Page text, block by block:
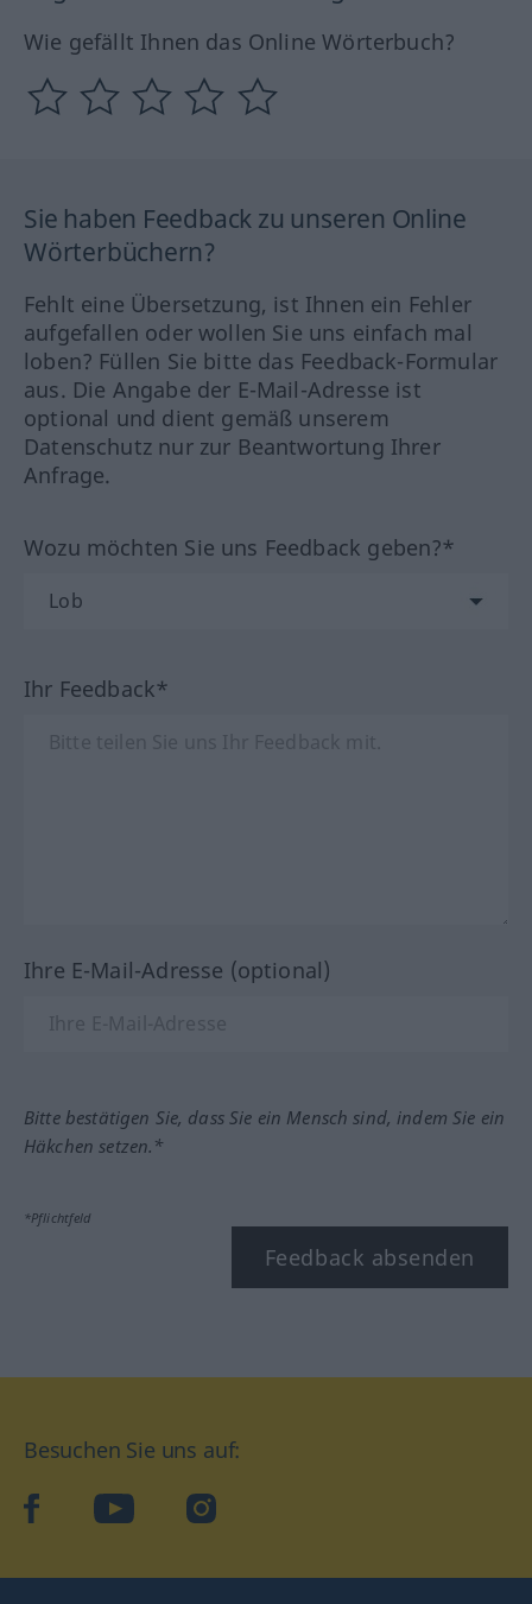
Wie gefällt Ihnen das Online Wörterbuch?
Sie haben Feedback zu unseren Online
Wörterbüchern?
Fehlt eine Übersetzung, ist Ihnen ein Fehler
aufgefallen oder wollen Sie uns einfach mal
loben? Füllen Sie bitte das Feedback-Formular
aus. Die Angabe der E-Mail-Adresse ist
optional und dient gemäß unserem
Datenschutz nur zur Beantwortung Ihrer
Anfrage.
Wozu möchten Sie uns Feedback geben?*
Ihr Feedback*
Ihre E-Mail-Adresse (optional)
Bitte bestätigen Sie, dass Sie ein Mensch sind, indem Sie ein
Häkchen setzen.*
*Pflichtfeld
Feedback absenden
Besuchen Sie uns auf:
facebookYouTube Instagram